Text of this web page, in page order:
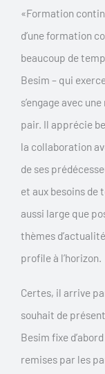
«Formation
d’une formation
beaucoup de
Besim – qui
s’engage avec
pair. Il apprécie
la collaboration
de ses
et aux besoins de
aussi large que
thèmes
profile à l’horizon.
Certes, il arrive
souhait de
Besim fixe
remises par les